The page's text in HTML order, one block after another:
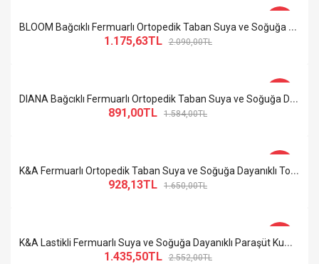
B
LOOM Bağcıklı Fermuarlı Ortopedik Taban Suya ve Soğuğa Dayanıklı Cilt Kadın Spor Bot ST Siyah
1.175,63TL 2.090,00TL
D
IANA Bağcıklı Fermuarlı Ortopedik Taban Suya ve Soğuğa Dayanıklı Topuklu Süet Kadın Bot TT Ten
891,00TL 1.584,00TL
K
&A Fermuarlı Ortopedik Taban Suya ve Soğuğa Dayanıklı Topuklu Kadın Bot TT Ten
928,13TL 1.650,00TL
K
&A Lastikli Fermuarlı Suya ve Soğuğa Dayanıklı Paraşüt Kumaş Rugan Kadın Bot ST Siyah
1.435,50TL 2.552,00TL